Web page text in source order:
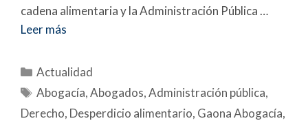
cadena alimentaria y la Administración Pública …
Leer más
Actualidad
Abogacía,Abogados,Administración pública,
Derecho, Desperdicio alimentario, Gaona Abogacía,